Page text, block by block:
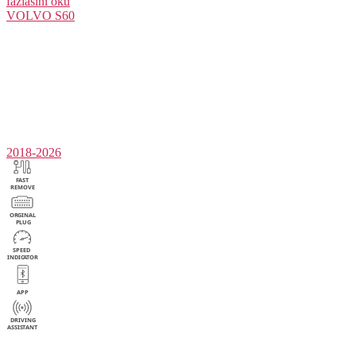
VOLVO S60
2018-2026